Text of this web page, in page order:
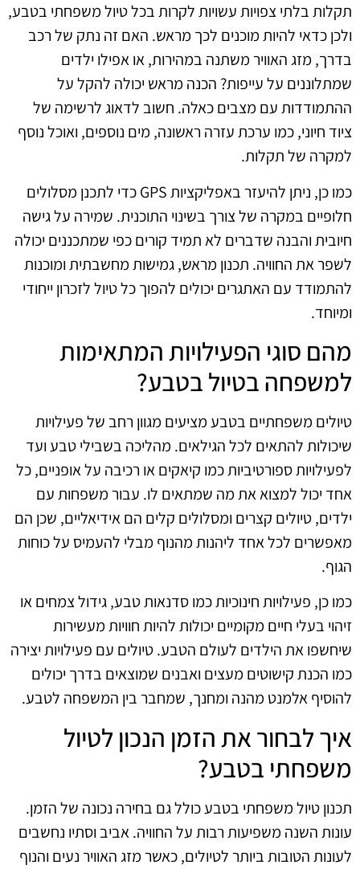
תקלות בלתי צפויות עשויות לקרות בכל טיול משפחתי בטבע,
ולכן כדאי להיות מוכנים לכך מראש. האם זה נתק של רכב
בדרך, מזג האוויר משתנה במהירות, או אפילו ילדים
שמתלוננים על עייפות? הכנה מראש יכולה להקל על
ההתמודדות עם מצבים כאלה. חשוב לדאוג לרשימה של
ציוד חיוני, כמו ערכת עזרה ראשונה, מים נוספים, ואוכל נוסף
למקרה של תקלות.
כמו כן, ניתן להיעזר באפליקציות GPS כדי לתכנן מסלולים
חלופיים במקרה של צורך בשינוי התוכנית. שמירה על גישה
חיובית והבנה שדברים לא תמיד קורים כפי שמתכננים יכולה
לשפר את החוויה. תכנון מראש, גמישות מחשבתית ומוכנות
להתמודד עם האתגרים יכולים להפוך כל טיול לזכרון ייחודי
ומיוחד.
מהם סוגי הפעילויות המתאימות
למשפחה בטיול בטבע?
טיולים משפחתיים בטבע מציעים מגוון רחב של פעילויות
שיכולות להתאים לכל הגילאים. מהליכה בשבילי טבע ועד
לפעילויות ספורטיביות כמו קיאקים או רכיבה על אופניים, כל
אחד יכול למצוא את מה שמתאים לו. עבור משפחות עם
ילדים, טיולים קצרים ומסלולים קלים הם אידיאליים, שכן הם
מאפשרים לכל אחד ליהנות מהנוף מבלי להעמיס על כוחות
הגוף.
כמו כן, פעילויות חינוכיות כמו סדנאות טבע, גידול צמחים או
זיהוי בעלי חיים מקומיים יכולות להיות חוויות מעשירות
שיחשפו את הילדים לעולם הטבע. טיולים עם פעילויות יצירה
כמו הכנת קישוטים מעצים ואבנים שמוצאים בדרך יכולים
להוסיף אלמנט מהנה ומחנך, שמחבר בין המשפחה לטבע.
איך לבחור את הזמן הנכון לטיול
משפחתי בטבע?
תכנון טיול משפחתי בטבע כולל גם בחירה נכונה של הזמן.
עונות השנה משפיעות רבות על החוויה. אביב וסתיו נחשבים
לעונות הטובות ביותר לטיולים, כאשר מזג האוויר נעים והנוף